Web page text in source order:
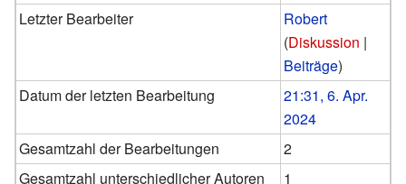
Letzter Bearbeiter
Robert
(Diskussion |
Beiträge)
Datum der letzten Bearbeitung
21:31, 6. Apr.
2024
Gesamtzahl der Bearbeitungen
2
Gesamtzahl unterschiedlicher Autoren
1